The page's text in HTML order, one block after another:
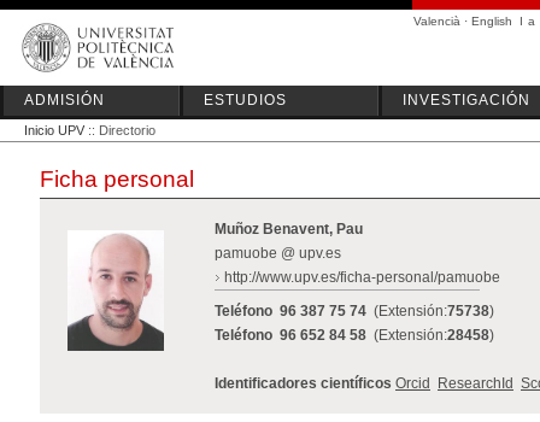
Valencià · English I a
ADMISIÓN ESTUDIOS INVESTIGACIÓN
Inicio UPV :: Directorio
Ficha personal
Muñoz Benavent, Pau
pamuobe @ upv.es
http://www.upv.es/ficha-personal/pamuobe
Teléfono 96 387 75 74 (Extensión:75738)
Teléfono 96 652 84 58 (Extensión:28458)
Identificadores científicos Orcid ResearchId